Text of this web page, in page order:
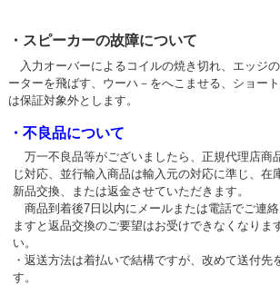
・スピーカーの故障について
入力オーバーによるコイルの焼き切れ、エッジ
ーターを飛ばす、ウーハ－をへこませる、ショー
は保証対象外とします。
・不良品について
万一不良品等がございましたら、正規代理店商
じ対応、並行輸入商品は輸入元の対応に準じ、在
新品交換、または返金させていただきます。
商品到着後7日以内にメールまたは電話でご連
ますと返品交換のご要望はお受けできなくなりま
い。
・返送方法は着払いで結構ですが、改めて送付先
す。